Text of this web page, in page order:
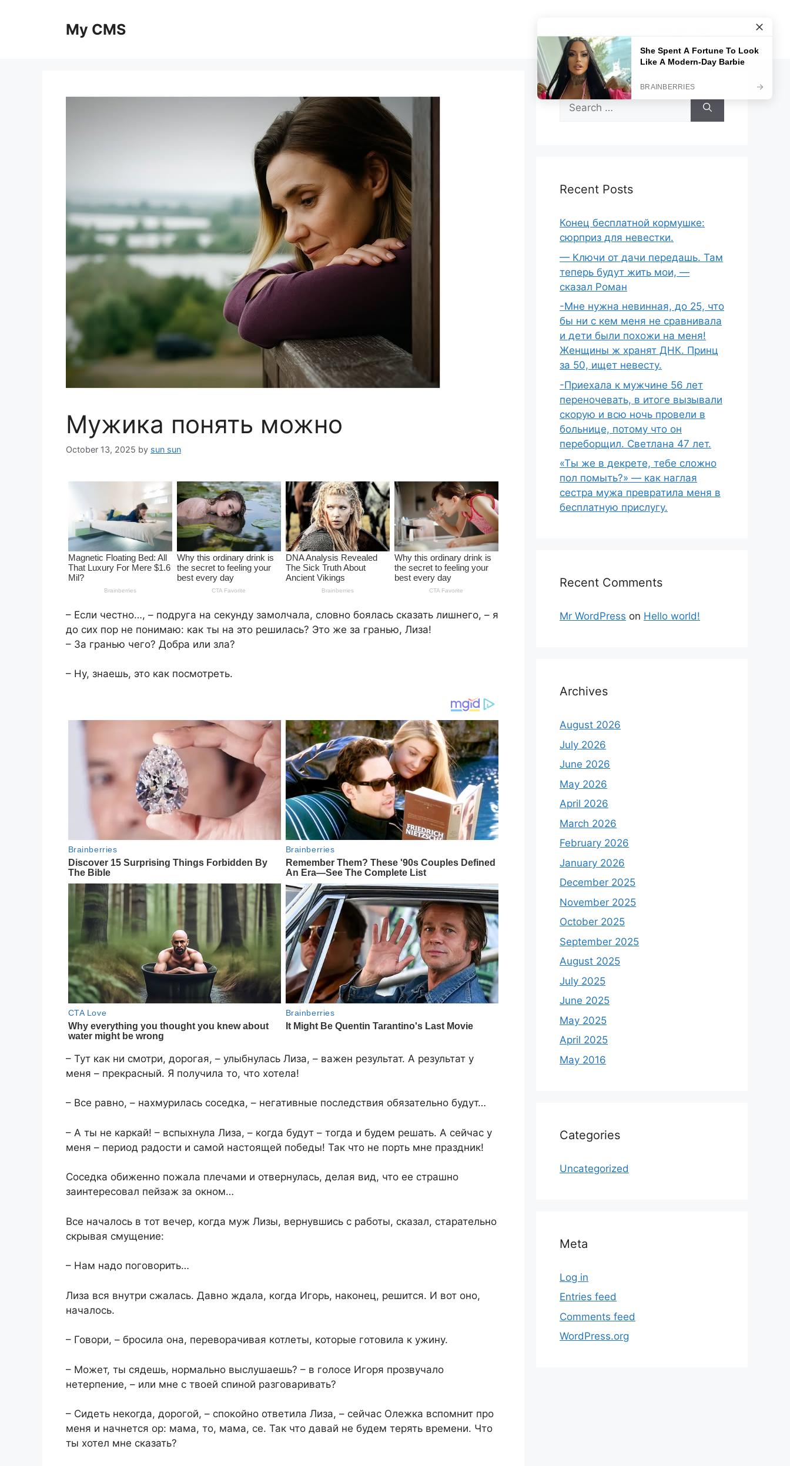
My CMS
Мужика понять можно
October 13, 2025 by sun sun
– Если честно…, – подруга на секунду замолчала, словно боялась сказать лишнего, – я
до сих пор не понимаю: как ты на это решилась? Это же за гранью, Лиза!
– За гранью чего? Добра или зла?
– Ну, знаешь, это как посмотреть.
– Тут как ни смотри, дорогая, – улыбнулась Лиза, – важен результат. А результат у
меня – прекрасный. Я получила то, что хотела!
– Все равно, – нахмурилась соседка, – негативные последствия обязательно будут…
– А ты не каркай! – вспыхнула Лиза, – когда будут – тогда и будем решать. А сейчас у
меня – период радости и самой настоящей победы! Так что не порть мне праздник!
Соседка обиженно пожала плечами и отвернулась, делая вид, что ее страшно
заинтересовал пейзаж за окном…
Все началось в тот вечер, когда муж Лизы, вернувшись с работы, сказал, старательно
скрывая смущение:
– Нам надо поговорить…
Лиза вся внутри сжалась. Давно ждала, когда Игорь, наконец, решится. И вот оно,
началось.
– Говори, – бросила она, переворачивая котлеты, которые готовила к ужину.
– Может, ты сядешь, нормально выслушаешь? – в голосе Игоря прозвучало
нетерпение, – или мне с твоей спиной разговаривать?
– Сидеть некогда, дорогой, – спокойно ответила Лиза, – сейчас Олежка вспомнит про
меня и начнется ор: мама, то, мама, се. Так что давай не будем терять времени. Что
ты хотел мне сказать?
Search
for:
Recent Posts
Конец бесплатной кормушке:
сюрприз для невестки.
— Ключи от дачи передашь. Там
теперь будут жить мои, —
сказал Роман
-Мне нужна невинная, до 25, что
бы ни с кем меня не сравнивала
и дети были похожи на меня!
Женщины ж хранят ДНК. Принц
за 50, ищет невесту.
-Приехала к мужчине 56 лет
переночевать, в итоге вызывали
скорую и всю ночь провели в
больнице, потому что он
переборщил. Светлана 47 лет.
«Ты же в декрете, тебе сложно
пол помыть?» — как наглая
сестра мужа превратила меня в
бесплатную прислугу.
Recent Comments
Mr WordPress on Hello world!
Archives
August 2026
July 2026
June 2026
May 2026
April 2026
March 2026
February 2026
January 2026
December 2025
November 2025
October 2025
September 2025
August 2025
July 2025
June 2025
May 2025
April 2025
May 2016
Categories
Uncategorized
Meta
Log in
Entries feed
Comments feed
WordPress.org